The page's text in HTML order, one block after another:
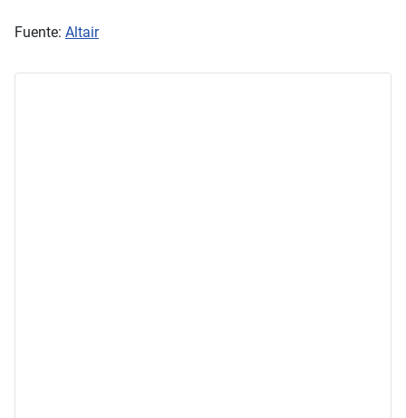
Fuente: Altair